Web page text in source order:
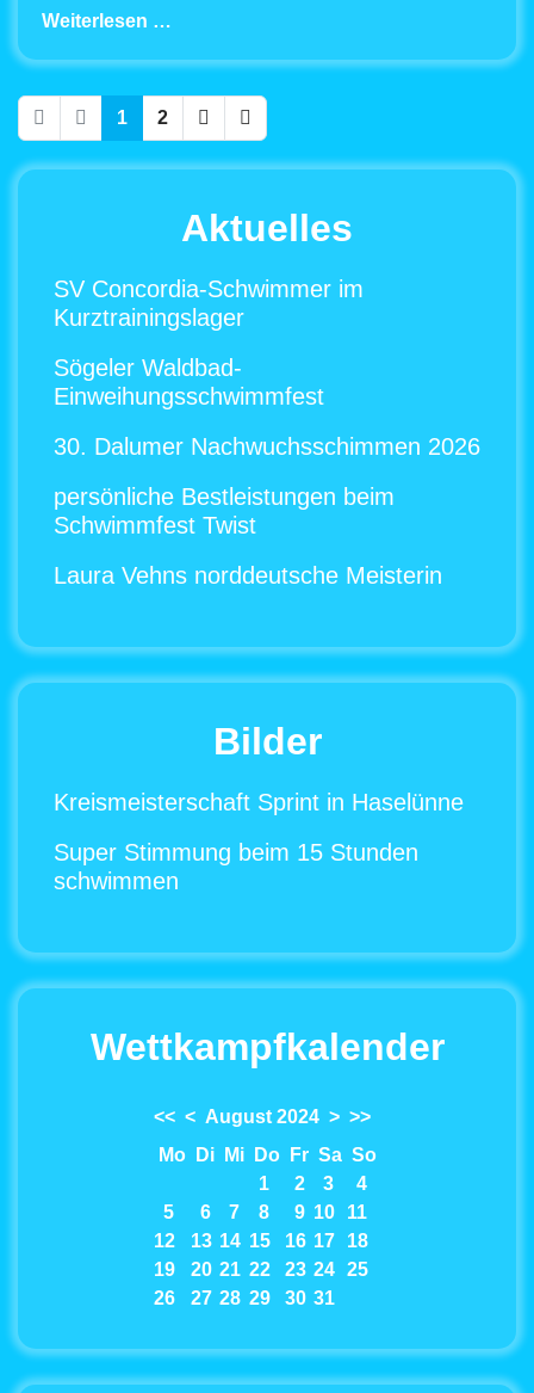
Weiterlesen …
1 2
Aktuelles
SV Concordia-Schwimmer im
Kurztrainingslager
Sögeler Waldbad-
Einweihungsschwimmfest
30. Dalumer Nachwuchsschimmen 2026
persönliche Bestleistungen beim
Schwimmfest Twist
Laura Vehns norddeutsche Meisterin
Bilder
Kreismeisterschaft Sprint in Haselünne
Super Stimmung beim 15 Stunden
schwimmen
Wettkampfkalender
<< < August 2024 > >>
Mo
Di Mi Do Fr Sa So
1
2 3
4
5
6 7 8 9 10
11
12
13 14 15 16 17
18
19
20 21 22 23 24
25
26
27 28 29 30 31